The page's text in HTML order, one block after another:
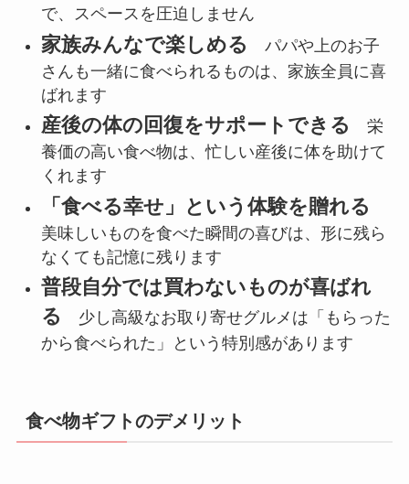
で、スペースを圧迫しません
家族みんなで楽しめる
パパや上のお子
さんも一緒に食べられるものは、家族全員に喜
ばれます
産後の体の回復をサポートできる
栄
養価の高い食べ物は、忙しい産後に体を助けて
くれます
「食べる幸せ」という体験を贈れる
美味しいものを食べた瞬間の喜びは、形に残ら
なくても記憶に残ります
普段自分では買わないものが喜ばれ
る
少し高級なお取り寄せグルメは「もらった
から食べられた」という特別感があります
食べ物ギフトのデメリット